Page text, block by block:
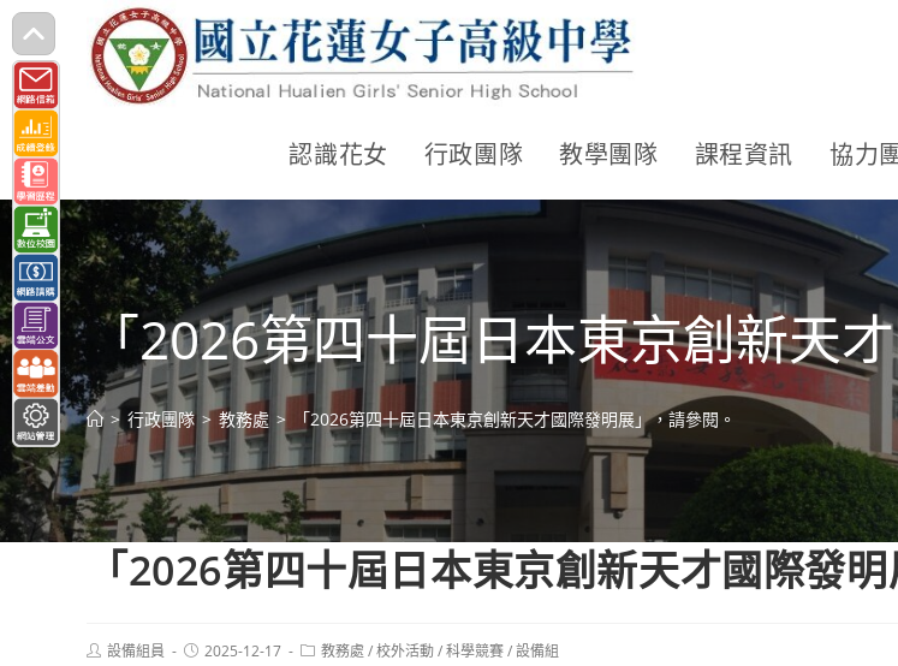
跳
轉
至
主
要
內
容
認識花女 行政團隊 教學團隊 課程資訊 協力
「2026第四十屆日本東京創新天
> 行政團隊 > 教務處 > 「2026第四十屆日本東京創新天才國際發明展」，請參閱。
「2026第四十屆日本東京創新天才國際發
Post設備組員
Post2025-12-17
Post教務處 /校外活動/科學競賽/設備組